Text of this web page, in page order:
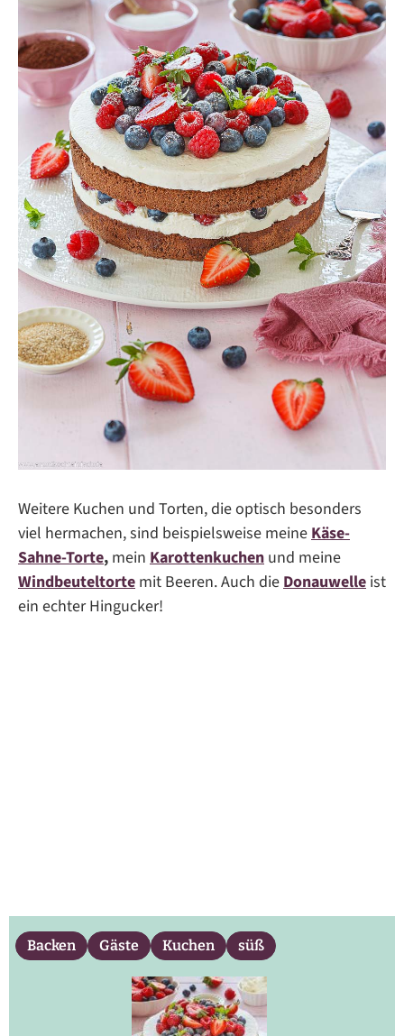
Weitere Kuchen und Torten, die optisch besonders
viel hermachen, sind beispielsweise meineKäse-
Sahne-Torte, mein Karottenkuchen und meine
Windbeuteltorte mit Beeren. Auch dieDonauwelle ist
ein echter Hingucker!
Backen Gäste Kuchen süß